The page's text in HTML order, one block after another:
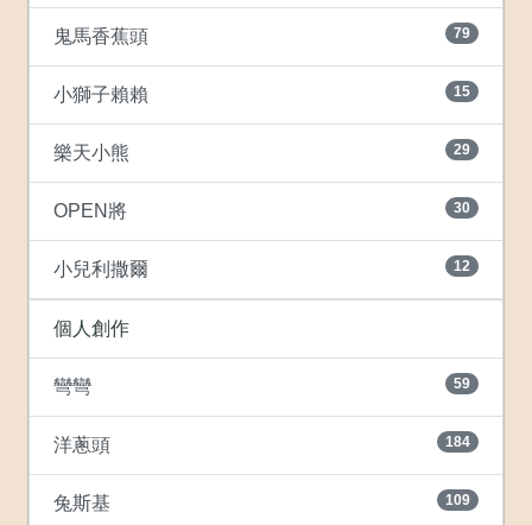
鬼馬香蕉頭 79
小獅子賴賴 15
樂天小熊 29
OPEN將 30
小兒利撒爾 12
個人創作
彎彎 59
洋蔥頭 184
兔斯基 109